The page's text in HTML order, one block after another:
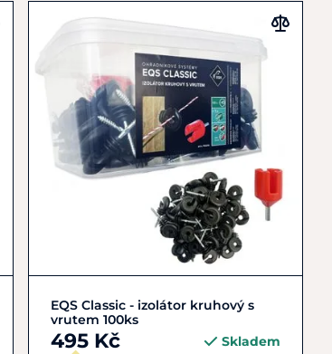
Do košíku
EQS Classic - izolátor kruhový s
vrutem 100ks
495 Kč Skladem